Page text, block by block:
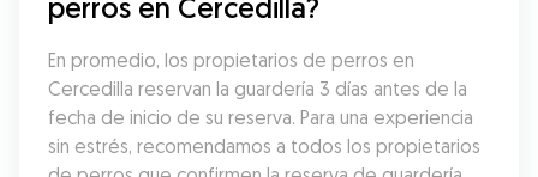
perros en Cercedilla?
En promedio, los propietarios de perros en
Cercedilla reservan la guardería 3 días antes de la
fecha de inicio de su reserva. Para una experiencia
sin estrés, recomendamos a todos los propietarios